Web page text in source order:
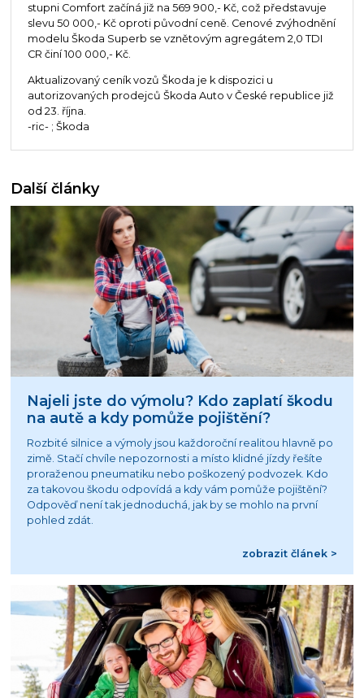
stupni Comfort začíná již na 569 900,- Kč, což představuje
slevu 50 000,- Kč oproti původní ceně. Cenové zvýhodnění
modelu Škoda Superb se vznětovým agregátem 2,0 TDI
CR činí 100 000,- Kč.
Aktualizovaný ceník vozů Škoda je k dispozici u
autorizovaných prodejců Škoda Auto v České republice již
od 23. října.
-ric- ; Škoda
Další články
Najeli jste do výmolu? Kdo zaplatí škodu
na autě a kdy pomůže pojištění?
Rozbité silnice a výmoly jsou každoroční realitou hlavně po
zimě. Stačí chvíle nepozornosti a místo klidné jízdy řešíte
proraženou pneumatiku nebo poškozený podvozek. Kdo
za takovou škodu odpovídá a kdy vám pomůže pojištění?
Odpověď není tak jednoduchá, jak by se mohlo na první
pohled zdát.
zobrazit článek >